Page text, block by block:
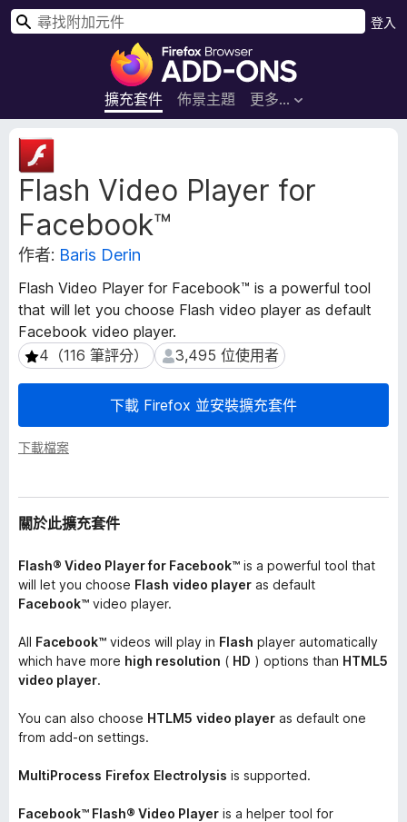
F
r
e
x
瀏
加
元
擴充套件 佈景主題 更多…
登入
搜
Flash Video Player for
Facebook™
作者: Baris Derin
Flash Video Player for Facebook™ is a powerful tool
that will let you choose Flash video player as default
Facebook video player.
4（116 筆評分）
4（116 筆評分） 3,495 位使用者
3,495 位使用者
下載 Firefox 並安裝擴充套件
下載檔案
擴
充
套
件
後
設
資
料
關於此擴充套件
Flash® Video Player for Facebook™ is a powerful tool that
will let you choose Flash video player as default
Facebook™ video player.
All Facebook™ videos will play in Flash player automatically
which have more high resolution ( HD ) options than HTML5
video player.
You can also choose HTLM5 video player as default one
from add-on settings.
MultiProcess Firefox Electrolysis is supported.
Facebook™ Flash® Video Player is a helper tool for